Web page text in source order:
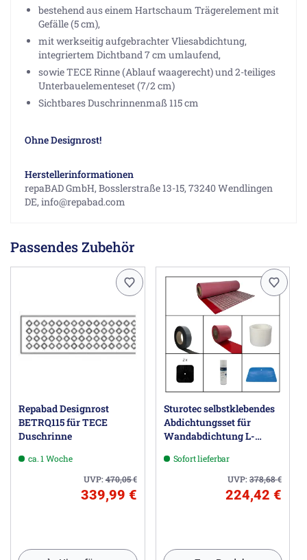
bestehend aus einem Hartschaum Trägerelement mit
Gefälle (5 cm),
mit werkseitig aufgebrachter Vliesabdichtung,
integriertem Dichtband 7 cm umlaufend,
sowie TECE Rinne (Ablauf waagerecht) und 2-teiliges
Unterbauelementeset (7/2 cm)
Sichtbares Duschrinnenmaß 115 cm
Ohne Designrost!
Herstellerinformationen
repaBAD GmbH, Bosslerstraße 13-15, 73240 Wendlingen
DE, info@repabad.com
Passendes Zubehör
Repabad Designrost
BETRQ115 für TECE
Duschrinne
ca. 1 Woche
UVP:470,05€
339,99 €
Sturotec selbstklebendes
Abdichtungsset für
Wandabdichtung L-
Wannenlänge bis 2,3 m,
Wandhöhe bis 2,5 m
Sofort lieferbar
UVP:378,68€
224,42 €